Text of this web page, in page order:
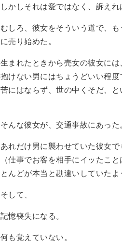
しかしそれは愛ではなく、訴え
むしろ、彼女をそういう道で、
に売り始めた。
生まれたときから売女の彼女に
抱けない男にはちょうどいい程
苦にはならず、世の中くそだ、と
そんな彼女が、交通事故にあった。
あれだけ男に襲わせていた彼女
（仕事でお客を相手にイッたこ
とんどが本当と勘違いしていたよ
そして、
記憶喪失になる。
何も覚えていない。